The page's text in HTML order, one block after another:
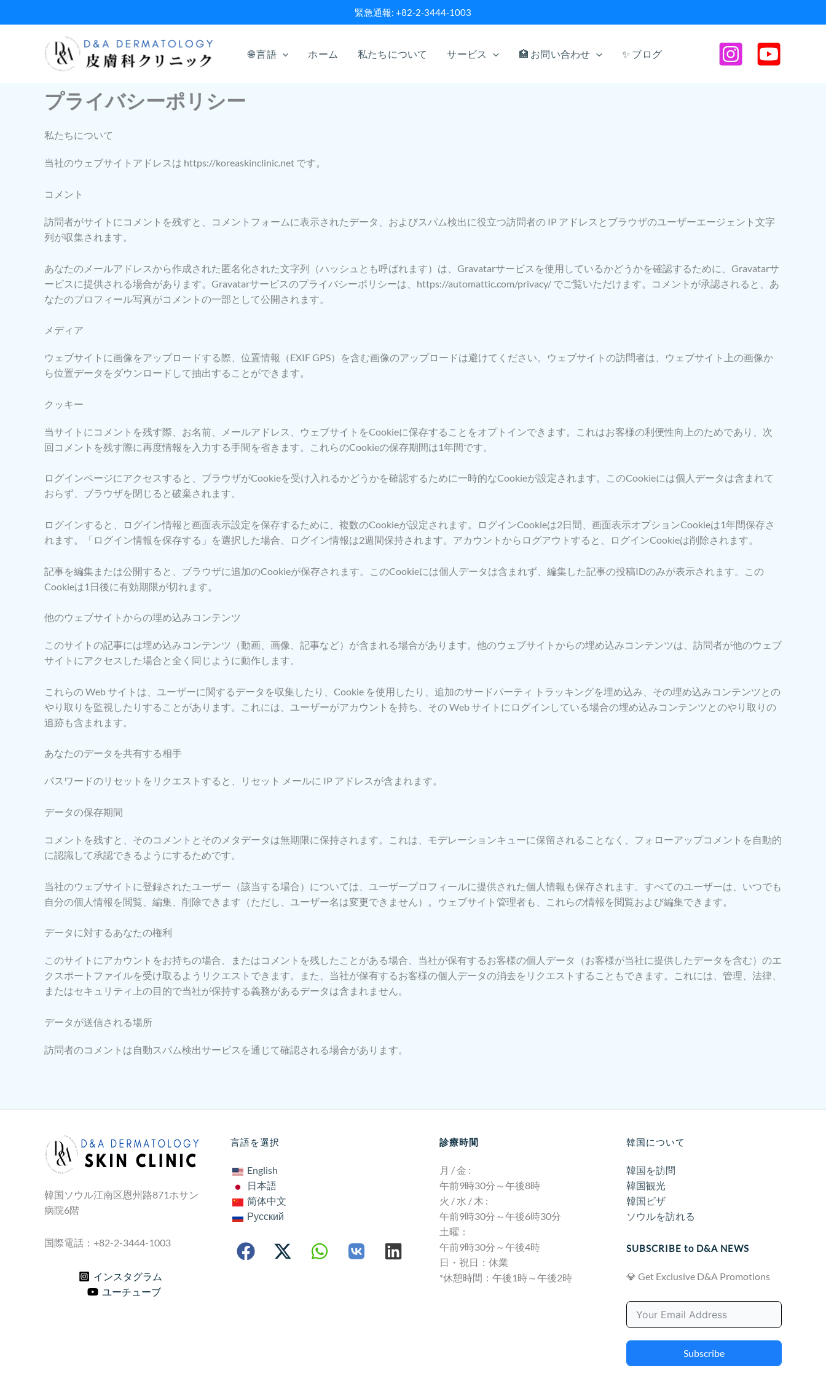
容
緊急通報: +82-2-3444-1003
🌐 言語 ホーム 私たちについて サービス 🏥 お問い合わせ ✨ ブログ
プライバシーポリシー
私たちについて
当社のウェブサイトアドレスは https://koreaskinclinic.net です。
コメント
訪問者がサイトにコメントを残すと、コメントフォームに表示されたデータ、およびスパム検出に役立つ訪問者の IP アドレスとブラウザのユーザーエージェント文字
列が収集されます。
あなたのメールアドレスから作成された匿名化された文字列（ハッシュとも呼ばれます）は、Gravatarサービスを使用しているかどうかを確認するために、Gravatarサ
ービスに提供される場合があります。Gravatarサービスのプライバシーポリシーは、https://automattic.com/privacy/ でご覧いただけます。コメントが承認されると、あ
なたのプロフィール写真がコメントの一部として公開されます。
メディア
ウェブサイトに画像をアップロードする際、位置情報（EXIF GPS）を含む画像のアップロードは避けてください。ウェブサイトの訪問者は、ウェブサイト上の画像か
ら位置データをダウンロードして抽出することができます。
クッキー
当サイトにコメントを残す際、お名前、メールアドレス、ウェブサイトをCookieに保存することをオプトインできます。これはお客様の利便性向上のためであり、次
回コメントを残す際に再度情報を入力する手間を省きます。これらのCookieの保存期間は1年間です。
ログインページにアクセスすると、ブラウザがCookieを受け入れるかどうかを確認するために一時的なCookieが設定されます。このCookieには個人データは含まれて
おらず、ブラウザを閉じると破棄されます。
ログインすると、ログイン情報と画面表示設定を保存するために、複数のCookieが設定されます。ログインCookieは2日間、画面表示オプションCookieは1年間保存さ
れます。「ログイン情報を保存する」を選択した場合、ログイン情報は2週間保持されます。アカウントからログアウトすると、ログインCookieは削除されます。
記事を編集または公開すると、ブラウザに追加のCookieが保存されます。このCookieには個人データは含まれず、編集した記事の投稿IDのみが表示されます。この
Cookieは1日後に有効期限が切れます。
他のウェブサイトからの埋め込みコンテンツ
このサイトの記事には埋め込みコンテンツ（動画、画像、記事など）が含まれる場合があります。他のウェブサイトからの埋め込みコンテンツは、訪問者が他のウェブ
サイトにアクセスした場合と全く同じように動作します。
これらの Web サイトは、ユーザーに関するデータを収集したり、Cookie を使用したり、追加のサードパーティ トラッキングを埋め込み、その埋め込みコンテンツとの
やり取りを監視したりすることがあります。これには、ユーザーがアカウントを持ち、その Web サイトにログインしている場合の埋め込みコンテンツとのやり取りの
追跡も含まれます。
あなたのデータを共有する相手
パスワードのリセットをリクエストすると、リセット メールに IP アドレスが含まれます。
データの保存期間
コメントを残すと、そのコメントとそのメタデータは無期限に保持されます。これは、モデレーションキューに保留されることなく、フォローアップコメントを自動的
に認識して承認できるようにするためです。
当社のウェブサイトに登録されたユーザー（該当する場合）については、ユーザープロフィールに提供された個人情報も保存されます。すべてのユーザーは、いつでも
自分の個人情報を閲覧、編集、削除できます（ただし、ユーザー名は変更できません）。ウェブサイト管理者も、これらの情報を閲覧および編集できます。
データに対するあなたの権利
このサイトにアカウントをお持ちの場合、またはコメントを残したことがある場合、当社が保有するお客様の個人データ（お客様が当社に提供したデータを含む）のエ
クスポートファイルを受け取るようリクエストできます。また、当社が保有するお客様の個人データの消去をリクエストすることもできます。これには、管理、法律、
またはセキュリティ上の目的で当社が保持する義務があるデータは含まれません。
データが送信される場所
訪問者のコメントは自動スパム検出サービスを通じて確認される場合があります。
韓国ソウル江南区恩州路871ホサン
病院6階
国際電話：+82-2-3444-1003
インスタグラム
ユーチューブ
言語を選択
English
日本語
简体中文
Русский
診療時間
月 / 金 :
午前9時30分～午後8時
火 / 水 / 木 :
午前9時30分～午後6時30分
土曜：
午前9時30分～午後4時
日・祝日：休業
*休憩時間：午後1時～午後2時
韓国について
韓国を訪問
韓国観光
韓国ビザ
ソウルを訪れる
SUBSCRIBE to D&A NEWS
💎 Get Exclusive D&A Promotions
Subscribe